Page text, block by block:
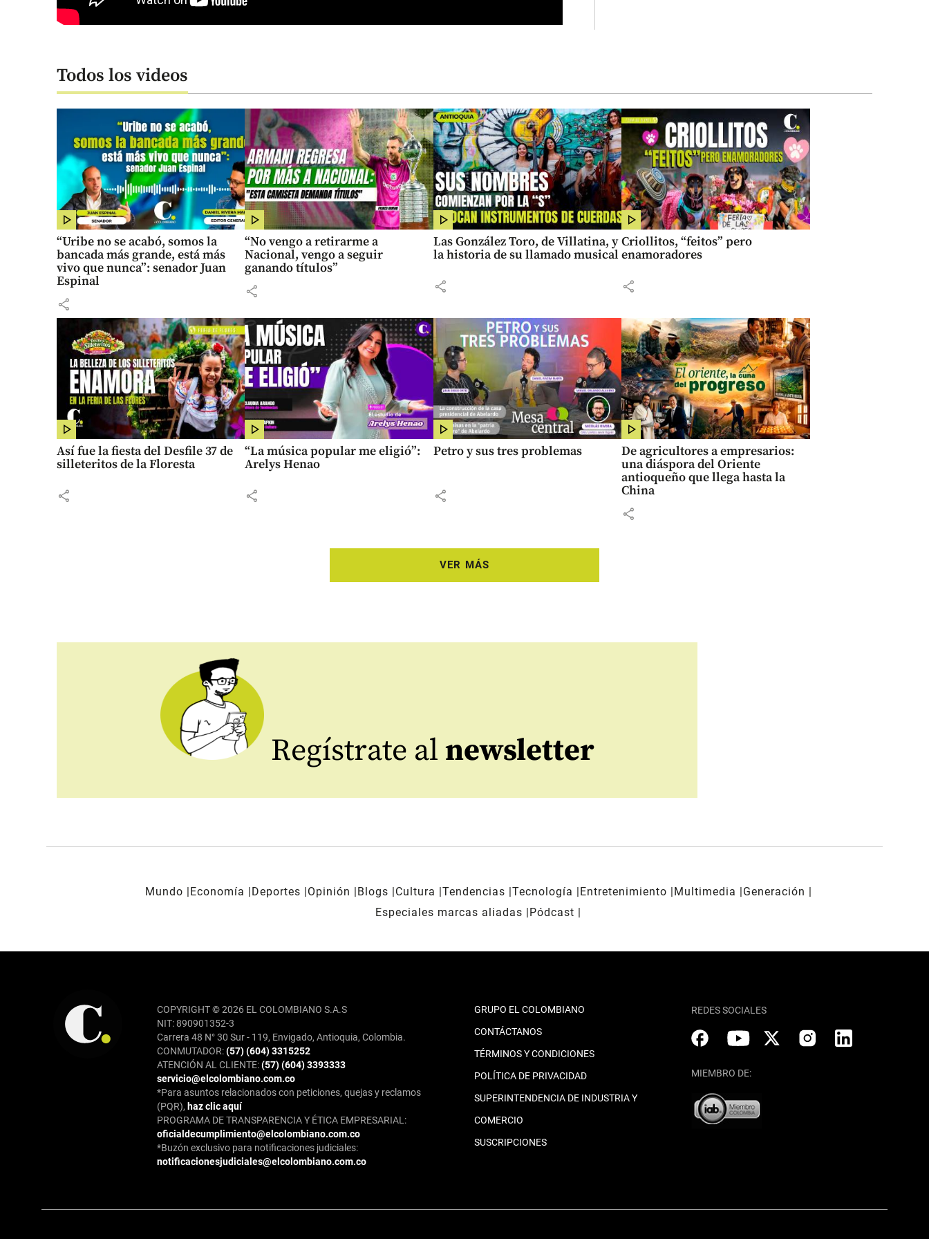
Todos los videos
“Uribe no se acabó, somos la
bancada más grande, está más
vivo que nunca”: senador Juan
Espinal
share
“No vengo a retirarme a
Nacional, vengo a seguir
ganando títulos”
share
Las González Toro, de Villatina, y
la historia de su llamado musical
share
Criollitos, “feitos” pero
enamoradores
share
Así fue la fiesta del Desfile 37 de
silleteritos de la Floresta
share
“La música popular me eligió”:
Arelys Henao
share
Petro y sus tres problemas
share
De agricultores a empresarios:
una diáspora del Oriente
antioqueño que llega hasta la
China
share
VER MÁS
Regístrate al newsletter
Mundo Economía Deportes Opinión Blogs Cultura Tendencias Tecnología Entretenimiento Multimedia
Generación
Especiales marcas aliadas
Pódcast
COPYRIGHT © 2026 EL COLOMBIANO S.A.S
NIT: 890901352-3
Carrera 48 N° 30 Sur - 119, Envigado, Antioquia, Colombia.
CONMUTADOR:(57) (604) 3315252
ATENCIÓN AL CLIENTE:(57) (604) 3393333
servicio@elcolombiano.com.co
*Para asuntos relacionados con peticiones, quejas y reclamos
(PQR), haz clic aquí
PROGRAMA DE TRANSPARENCIA Y ÉTICA EMPRESARIAL:
oficialdecumplimiento@elcolombiano.com.co
*Buzón exclusivo para notificaciones judiciales:
notificacionesjudiciales@elcolombiano.com.co
GRUPO EL COLOMBIANO
CONTÁCTANOS
TÉRMINOS Y CONDICIONES
POLÍTICA DE PRIVACIDAD
SUPERINTENDENCIA DE INDUSTRIA Y
COMERCIO
SUSCRIPCIONES
REDES SOCIALES
MIEMBRO DE: